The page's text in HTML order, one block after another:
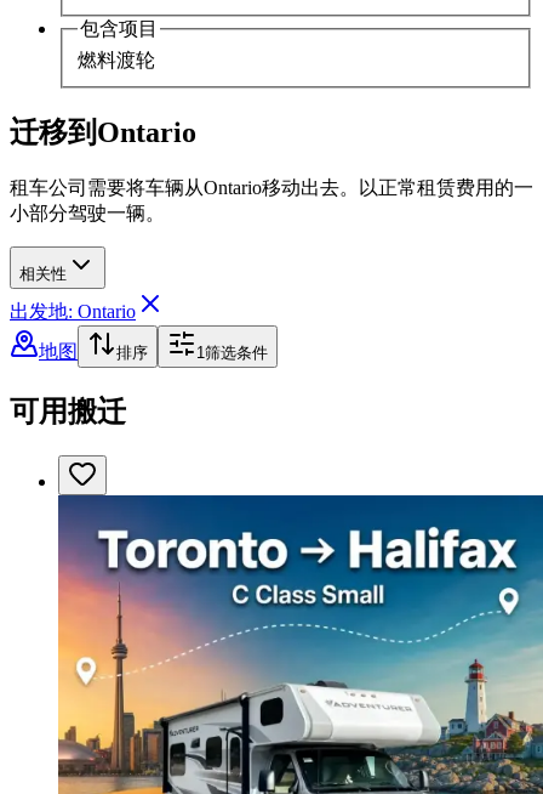
包含项目
燃料渡轮
迁移到Ontario
租车公司需要将车辆从Ontario移动出去。以正常租赁费用的一
小部分驾驶一辆。
相关性
出发地: Ontario
地图
排序 1筛选条件
可用搬迁